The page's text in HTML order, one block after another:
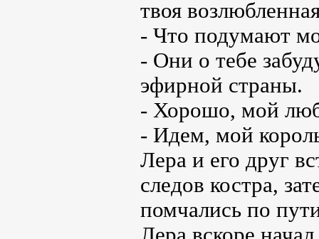
твоя
- Что подумают
- Они о тебе
эфирной страны.
- Хорошо, мой
- Идем, мой
Лера и его друг
следов костра,
помчались по